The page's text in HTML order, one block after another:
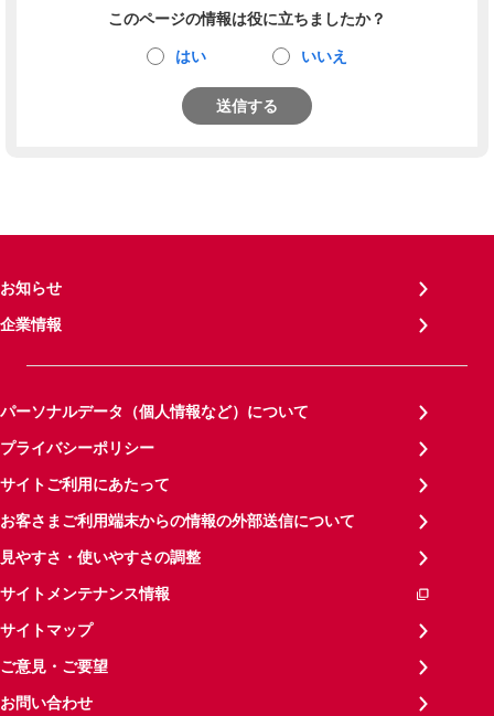
このページの情報は役に立ちましたか？
はい いいえ
送信する
お知らせ
企業情報
パーソナルデータ（個人情報など）について
プライバシーポリシー
サイトご利用にあたって
お客さまご利用端末からの情報の外部送信について
見やすさ・使いやすさの調整
サイトメンテナンス情報
サイトマップ
ご意見・ご要望
お問い合わせ